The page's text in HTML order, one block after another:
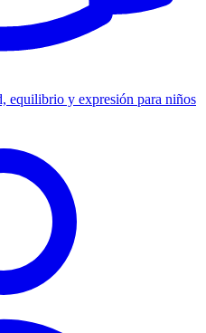
equilibrio y expresión para niños